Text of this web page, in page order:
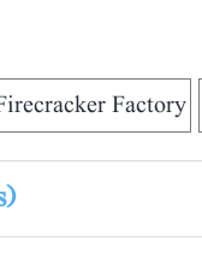
Factory